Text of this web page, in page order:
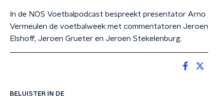
BELUISTER IN DE
In de NOS Voetbalpodcast bespreekt presentator Arno
Vermeulen de voetbalweek met commentatoren Jeroen
Elshoff, Jeroen Grueter en Jeroen Stekelenburg.